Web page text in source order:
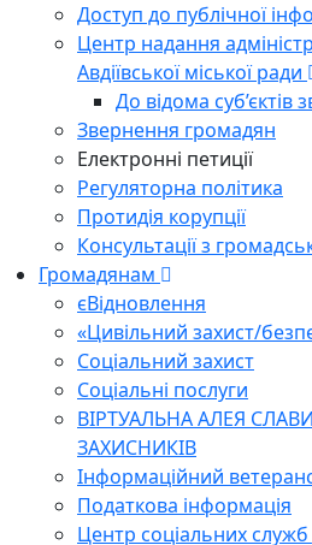
Доступ до публічної
Центр надання
Авдіївської міської ради
До відома суб’єктів
Звернення громадян
Електронні петиції
Регуляторна політика
Протидія корупції
Консультації з
Громадянам
єВідновлення
«Цивільний захист/
Соціальний захист
Соціальні послуги
ВІРТУАЛЬНА АЛЕЯ
ЗАХИСНИКІВ
Інформаційний
Податкова інформація
Центр соціальних служб